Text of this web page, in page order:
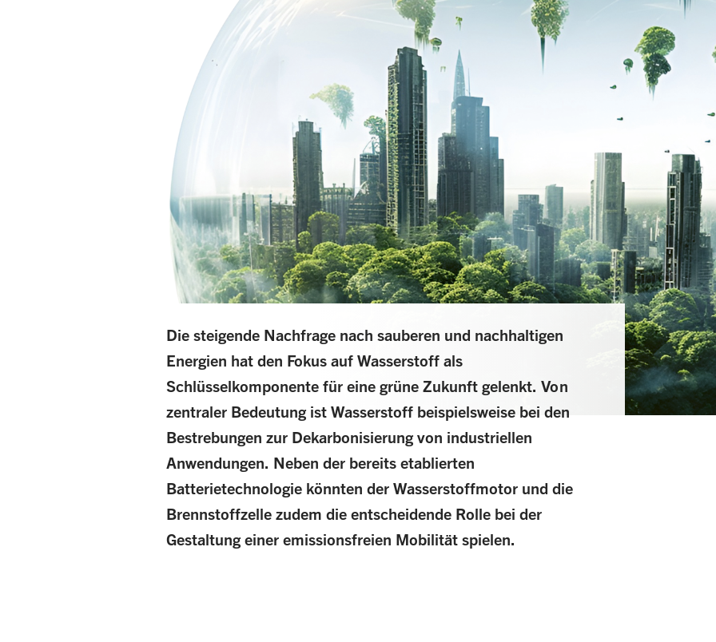
Die steigende Nachfrage nach sauberen und nachhaltigen
Energien hat den Fokus auf Wasserstoff als
Schlüsselkomponente für eine grüne Zukunft gelenkt. Von
zentraler Bedeutung ist Wasserstoff beispielsweise bei den
Bestrebungen zur Dekarbonisierung von industriellen
Anwendungen. Neben der bereits etablierten
Batterietechnologie könnten der Wasserstoffmotor und die
Brennstoffzelle zudem die entscheidende Rolle bei der
Gestaltung einer emissionsfreien Mobilität spielen.